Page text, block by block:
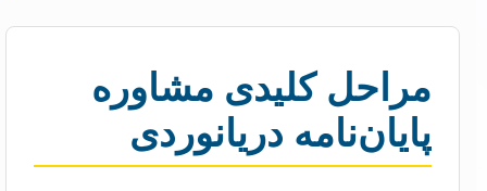
مراحل کلیدی مشاوره
پایان‌نامه دریانوردی